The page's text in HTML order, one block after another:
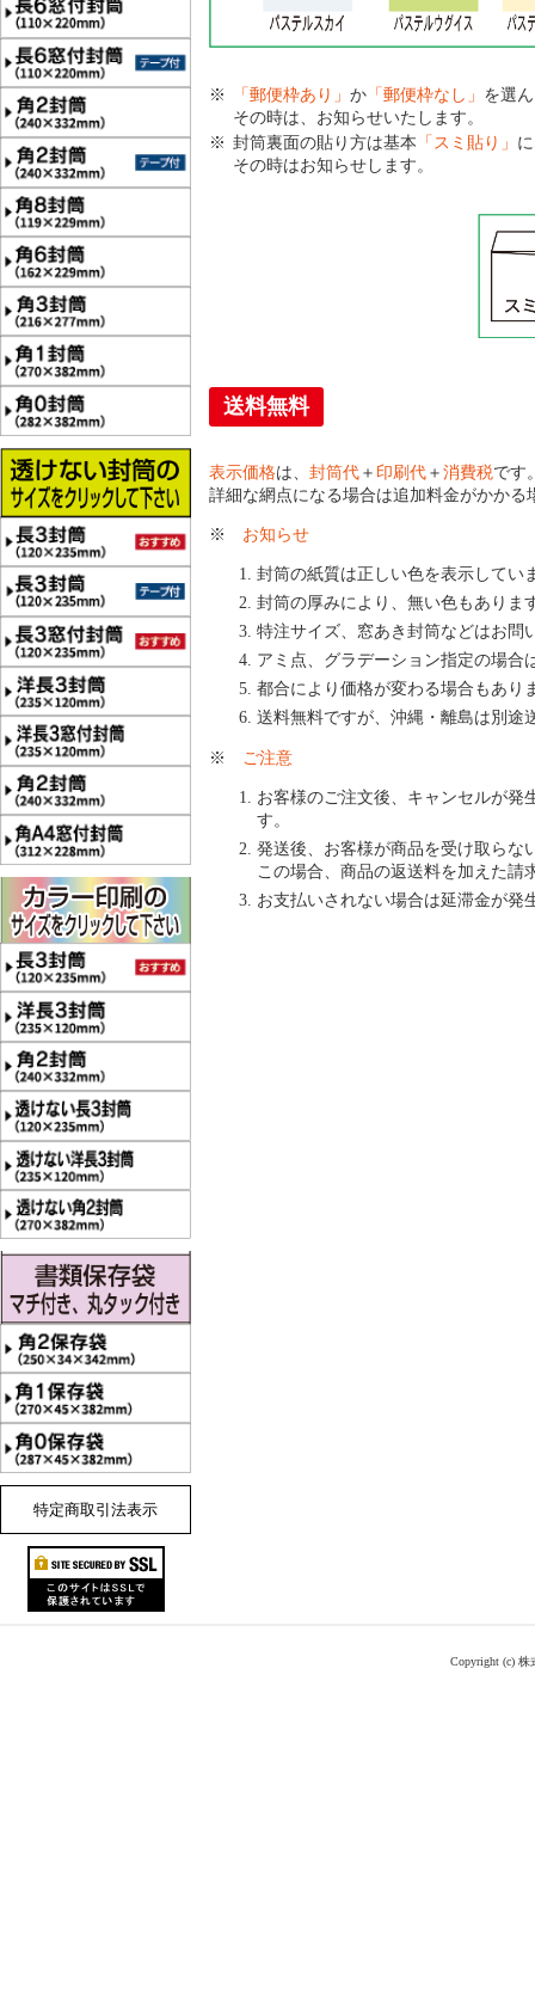
特定商取引法表示
「郵便枠あり」 か 「郵便枠なし」 を選
その時は、お知らせいたします。
封筒裏面の貼り方は基本 「スミ貼り」
その時はお知らせします。
送料無料
表示価格は、 封筒代 ＋ 印刷代 ＋ 消費税です
詳細な網点になる場合は追加料金がかかる
※ お知らせ
封筒の紙質は正しい色を表示してい
封筒の厚みにより、無い色もありま
特注サイズ、窓あき封筒などはお問
アミ点、グラデーション指定の場合
都合により価格が変わる場合もあり
送料無料ですが、沖縄・離島は別途
※ ご注意
お客様のご注文後、キャンセルが発
す。
発送後、お客様が商品を受け取らな
この場合、商品の返送料を加えた請
お支払いされない場合は延滞金が発
Copyright (c)